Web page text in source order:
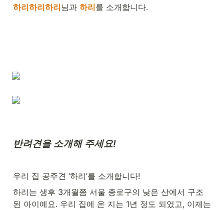
하리하리하리님과 하리를 소개합니다.
반려견을 소개해 주세요!
우리 집 공주견 ‘하리’를 소개합니다!
하리는 생후 3개월쯤 서울 종로구의 낮은 산에서 구조
된 아이예요. 우리 집에 온 지는 1년 정도 되었고, 이제는